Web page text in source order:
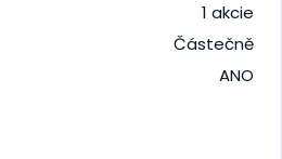
1 akcie
Částečně
ANO